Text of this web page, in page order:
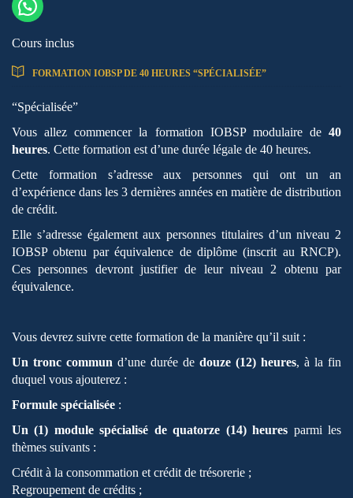
Cours inclus
FORMATION IOBSP DE 40 HEURES “SPÉCIALISÉE”
“Spécialisée”
Vous allez commencer la formation IOBSP modulaire de 40
heures. Cette formation est d’une durée légale de 40 heures.
Cette formation s’adresse aux personnes qui ont un an
d’expérience dans les 3 dernières années en matière de distribution
de crédit.
Elle s’adresse également aux personnes titulaires d’un niveau 2
IOBSP obtenu par équivalence de diplôme (inscrit au RNCP).
Ces personnes devront justifier de leur niveau 2 obtenu par
équivalence.
Vous devrez suivre cette formation de la manière qu’il suit :
Un tronc commun d’une durée de douze (12) heures, à la fin
duquel vous ajouterez :
Formule spécialisée :
Un (1) module spécialisé de quatorze (14) heures parmi les
thèmes suivants :
Crédit à la consommation et crédit de trésorerie ;
Regroupement de crédits ;